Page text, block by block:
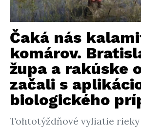
Čaká nás
komárov.
župa a rakúske
začali s
biologického
Tohtotýždňové vyliatie rieky